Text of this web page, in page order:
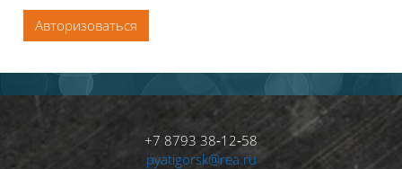
Авторизоваться
+7 8793 38‑12‑58
pyatigorsk@rea.ru